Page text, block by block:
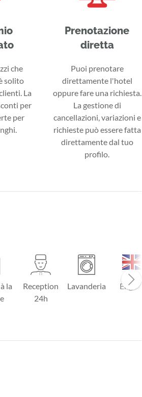
che
solito
La
per
per
Prenotazione
diretta
Puoi prenotare
direttamente l'hotel
oppure fare una richiesta.
La gestione di
cancellazioni, variazioni e
richieste può essere fatta
direttamente dal tuo
profilo.
la
Reception
24h
Lavanderia English